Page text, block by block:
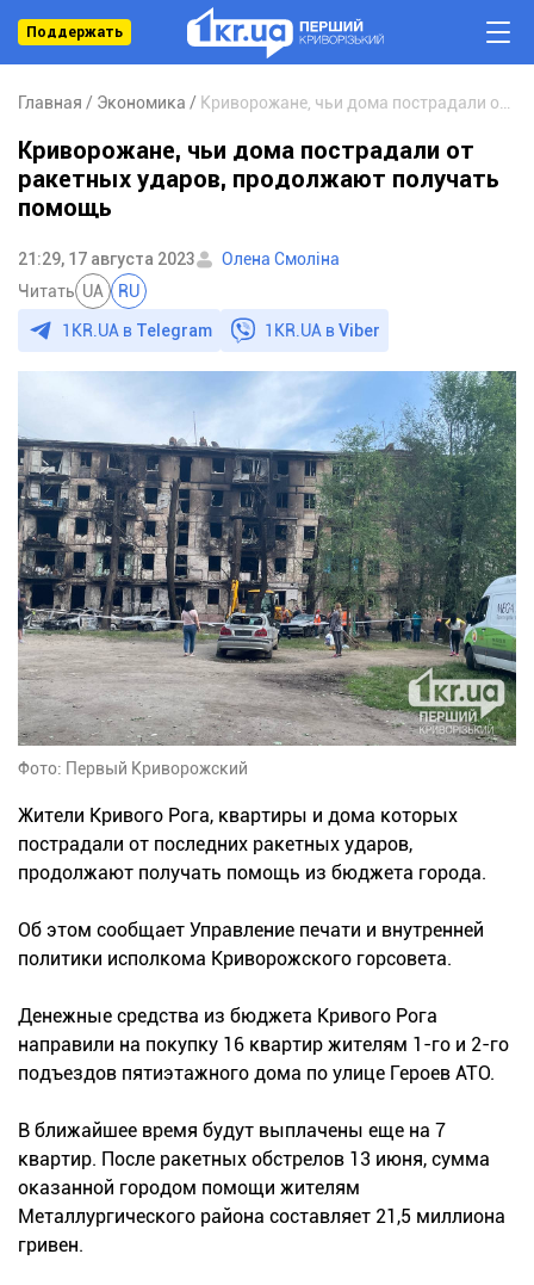
Поддержать
Главная Экономика
Криворожане, чьи дома пострадали от
ракетных ударов, продолжают получать
помощь
21:29, 17 августа 2023
Олена Смоліна
Читать UA RU
1KR.UA в Telegram 1KR.UA вViber
Фото: Первый Криворожский
Жители Кривого Рога, квартиры и дома которых
пострадали от последних ракетных ударов,
продолжают получать помощь из бюджета города.
Об этом сообщает Управление печати и внутренней
политики исполкома Криворожского горсовета.
Денежные средства из бюджета Кривого Рога
направили на покупку 16 квартир жителям 1-го и 2-го
подъездов пятиэтажного дома по улице Героев АТО.
В ближайшее время будут выплачены еще на 7
квартир. После ракетных обстрелов 13 июня, сумма
оказанной городом помощи жителям
Металлургического района составляет 21,5 миллиона
гривен.